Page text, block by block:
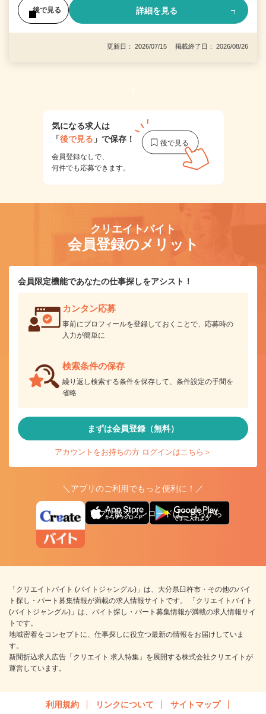
後で見る 詳細を見る
更新日： 2026/07/15 掲載終了日： 2026/08/26
1
気になる求人は
「後で見る 」で保存！
会員登録なしで、
何件でも応募できます。
クリエイトバイト
会員登録のメリット
会員限定機能であなたの仕事探しをアシスト！
カンタン応募
事前にプロフィールを登録しておくことで、応募時の
入力が簡単に
検索条件の保存
繰り返し検索する条件を保存して、条件設定の手間を
省略
まずは会員登録（無料）
アカウントをお持ちの方 ログインはこちら＞
＼アプリのご利用でもっと便利に！／
アプリ版ダウンロードはこちらから
「クリエイトバイト (バイトジャングル)」は、大分県臼杵市・その他のバイ
ト探し・パート募集情報が満載の求人情報サイトです。 「クリエイトバイト
(バイトジャングル)」は、バイト探し・パート募集情報が満載の求人情報サイ
トです。
地域密着をコンセプトに、仕事探しに役立つ最新の情報をお届けしていま
す。
新聞折込求人広告「クリエイト 求人特集」を展開する株式会社クリエイトが
運営しています。
利用規約 リンクについて サイトマップ